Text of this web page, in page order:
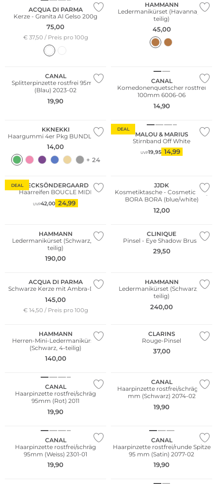
ACQUA DI PARMA
Kerze - Granita Al Gelso 200g
75,00
€ 37,50 / Preis pro 100g
HAMMANN
Ledermanikürset (Havanna, 3-
teilig)
45,00
CANAL
Splitterpinzette rostfrei 95mm
(Blau) 2023-02
19,90
CANAL
Komedonenquetscher rostfrei
100mm 6006-06
14,90
KKNEKKI
Haargummi 4er Pkg BUNDLE 65
14,00
+ 24
DEAL
MALOU & MARIUS
Stirnband Off White
UVP19,95 14,99
DEALBECKSÖNDERGAARD
Haarreifen BOUCLE MIDI
UVP42,00 24,99
JJDK
Kosmetiktasche - Cosmetic Bag
BORA BORA (blue/white)
12,00
HAMMANN
Ledermanikürset (Schwarz, 5-
teilig)
190,00
CLINIQUE
Pinsel - Eye Shadow Brush
29,50
ACQUA DI PARMA
Schwarze Kerze mit Ambra-Duft
145,00
€ 14,50 / Preis pro 100g
HAMMANN
Ledermanikürset (Schwarz, 7-
teilig)
240,00
HAMMANN
Herren-Mini-Ledermanikürset
(Schwarz, 4-teilig)
140,00
CLARINS
Rouge-Pinsel
37,00
CANAL
Haarpinzette rostfrei/schräg
95mm (Rot) 2011
19,90
CANAL
Haarpinzette rostfrei/schräg 95
mm (Schwarz) 2074-02
19,90
CANAL
Haarpinzette rostfrei/schräg
95mm (Weiss) 2301-01
19,90
CANAL
Haarpinzette rostfrei/runde Spitze
95 mm (Satin) 2077-02
19,90